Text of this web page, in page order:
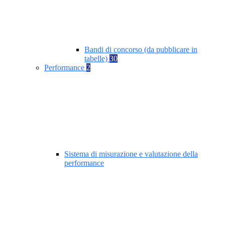
Bandi di concorso (da pubblicare in
tabelle) 30
Performance 2
Sistema di misurazione e valutazione della
performance